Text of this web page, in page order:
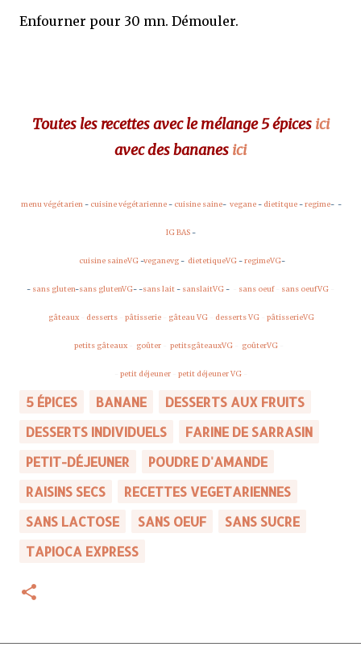
Enfourner pour 30 mn. Démouler.
Toutes les recettes avec le mélange 5 épices ici
avec des bananes ici
menu végétarien - cuisine végétarienne- cuisine saine- vegane- dietitque-regime- -
IG BAS-
cuisine saineVG-veganevg- dietetiqueVG-regimeVG-
- sans gluten-sans glutenVG--sans lait- sanslaitVG- sans oeuf- sans oeufVG
gâteaux desserts pâtisserie gâteau VG desserts VG pâtisserieVG
petits gâteaux goûter petitsgâteauxVG goûterVG
petit déjeuner- petit déjeuner VG-
5 ÉPICES BANANE
DESSERTS AUX FRUITS
DESSERTS INDIVIDUELS
FARINE DE SARRASIN
PETIT-DÉJEUNER
POUDRE D'AMANDE
RAISINS SECS
RECETTES VEGETARIENNES
SANS LACTOSE
SANS OEUF
SANS SUCRE
TAPIOCA EXPRESS